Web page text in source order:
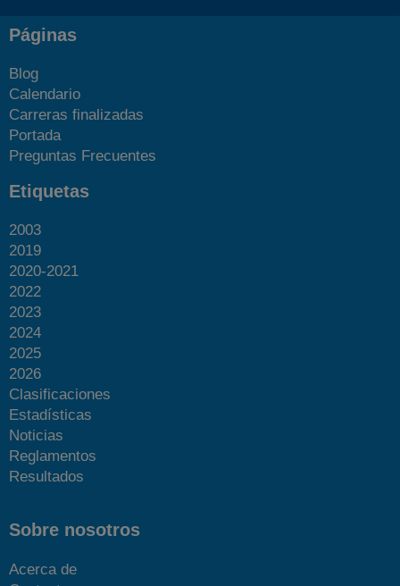
Páginas
Blog
Calendario
Carreras finalizadas
Portada
Preguntas Frecuentes
Etiquetas
2003
2019
2020-2021
2022
2023
2024
2025
2026
Clasificaciones
Estadísticas
Noticias
Reglamentos
Resultados
Sobre nosotros
Acerca de